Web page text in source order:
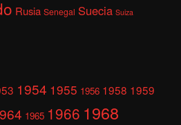
Rusia Senegal Suecia Suiza
1954 1955 1956 1958 1959
1965 1966 1968